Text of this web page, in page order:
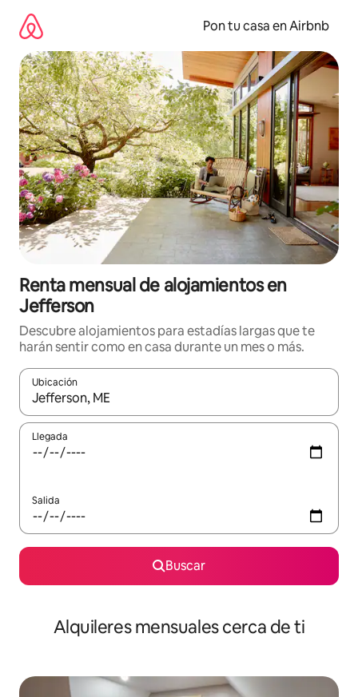
contenido
Pon tu casa en Airbnb
Renta mensual de alojamientos en
Jefferson
Descubre alojamientos para estadías largas que te
harán sentir como en casa durante un mes o más.
Ubicación
Cuando los resultados estén disponibles, navega con las
Llegada
Salida
Buscar
Alquileres mensuales cerca de ti